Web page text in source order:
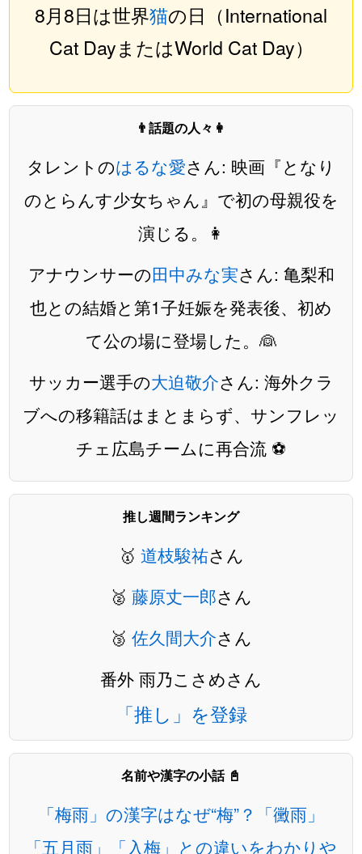
8月8日は世界猫の日（International
Cat DayまたはWorld Cat Day）
👨話題の人々👩
タレントのはるな愛さん: 映画『となり
のとらんす少女ちゃん』で初の母親役を
演じる。👩
アナウンサーの田中みな実さん: 亀梨和
也との結婚と第1子妊娠を発表後、初め
て公の場に登場した。👰
サッカー選手の大迫敬介さん: 海外クラ
ブへの移籍話はまとまらず、サンフレッ
チェ広島チームに再合流 ⚽️
推し週間ランキング
🥇 道枝駿祐さん
🥈 藤原丈一郎さん
🥉 佐久間大介さん
番外 雨乃こさめさん
「推し」を登録
名前や漢字の小話 📓
「梅雨」の漢字はなぜ“梅”？「黴雨」
「五月雨」「入梅」との違いをわかりや